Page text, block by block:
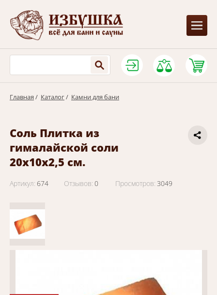
Главная / Каталог/ Камни для бани
Соль Плитка из
гималайской соли
20х10х2,5 см.
Артикул: 674 Отзывов: 0 Просмотров: 3049